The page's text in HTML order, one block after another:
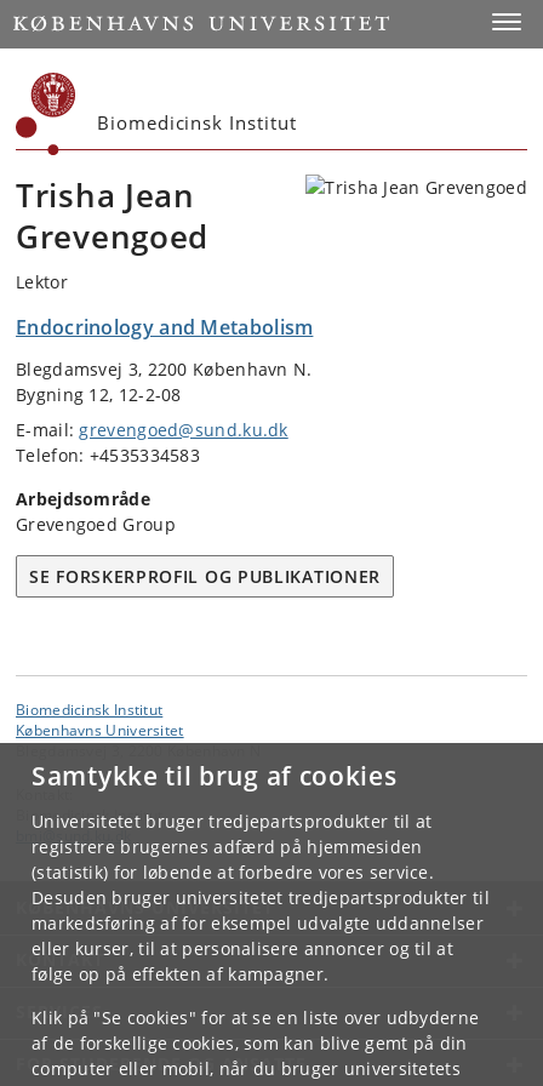
Samtykke til brug af cookies
Universitetet bruger tredjepartsprodukter til at
registrere brugernes adfærd på hjemmesiden
(statistik) for løbende at forbedre vores service.
Desuden bruger universitetet tredjepartsprodukter til
markedsføring af for eksempel udvalgte uddannelser
eller kurser, til at personalisere annoncer og til at
følge op på effekten af kampagner.
Klik på "Se cookies" for at se en liste over udbyderne
af de forskellige cookies, som kan blive gemt på din
computer eller mobil, når du bruger universitetets
Start
Biomedicinsk Institut
Trisha Jean
Grevengoed
Lektor
Endocrinology and Metabolism
Blegdamsvej 3, 2200 København N.
Bygning 12, 12-2-08
E-mail:grevengoed@sund.ku.dk
Telefon: +4535334583
Arbejdsområde
Grevengoed Group
SE FORSKERPROFIL OG PUBLIKATIONER
Biomedicinsk Institut
Københavns Universitet
Biomedicinsk Institut
KØBENHAVNS UNIVERSITET
KONTAKT
SERVICES
FOR STUDERENDE OG ANSATTE